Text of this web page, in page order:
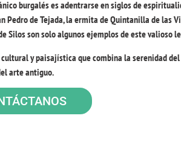
burgalés es adentrarse en siglos de
Pedro de Tejada, la ermita de Quintanilla de las
Silos son solo algunos ejemplos de este valioso
y paisajística que combina la serenidad
arte antiguo.